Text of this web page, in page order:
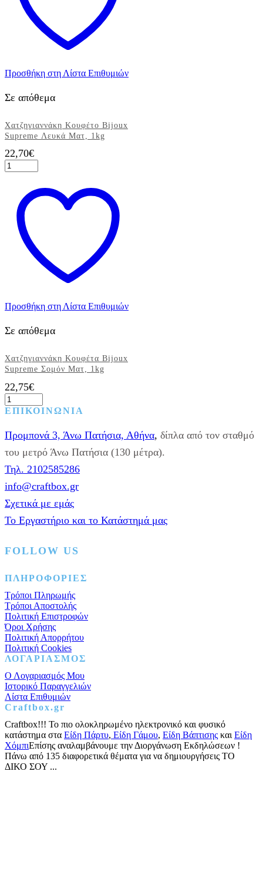
ποσότητα
Προσθήκη στη Λίστα Επιθυμιών
Σε απόθεμα
Χατζηγιαννάκη Κουφέτο Bijoux
Supreme Λευκά Ματ, 1kg
22,70€
Χατζηγιαννάκη
Κουφέτο
Supreme
Λευκά
Ματ,
1kg
ποσότητα
Προσθήκη στη Λίστα Επιθυμιών
Σε απόθεμα
Χατζηγιαννάκη Κουφέτα Bijoux
Supreme Σομόν Ματ, 1kg
22,75€
Χατζηγιαννάκη
Κουφέτα
Supreme
Σομόν
Ματ,
ποσότητα
ΕΠΙΚΟΙΝΩΝΙΑ
Προμπονά 3, Άνω Πατήσια, Αθήνα, δίπλα από τον σταθμό
του μετρό Άνω Πατήσια (130 μέτρα).
Τηλ. 2102585286
info@craftbox.gr
Σχετικά με εμάς
Το Εργαστήριο και το Κατάστημά μας
FOLLOW US
Facebook
Instagram
Pinterest
ΠΛΗΡΟΦΟΡΙΕΣ
Τρόποι Πληρωμής
Τρόποι Αποστολής
Πολιτική Επιστροφών
Όροι Χρήσης
Πολιτική Απορρήτου
Πολιτική Cookies
ΛΟΓΑΡΙΑΣΜΟΣ
Ο Λογαριασμός Μου
Ιστορικό Παραγγελιών
Λίστα Επιθυμιών
Craftbox.gr
Craftbox!!! Το πιο ολοκληρωμένο ηλεκτρονικό και φυσικό
κατάστημα στα Είδη Πάρτυ, Είδη Γάμου, Είδη Βάπτισης και Είδη
ΧόμπιΕπίσης αναλαμβάνουμε την Διοργάνωση Εκδηλώσεων !
Πάνω από 135 διαφορετικά θέματα για να δημιουργήσεις ΤΟ
ΔΙΚΟ ΣΟΥ ...